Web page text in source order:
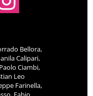
Bellora,
Calipari,
Ciambi,
Leo
Farinella,